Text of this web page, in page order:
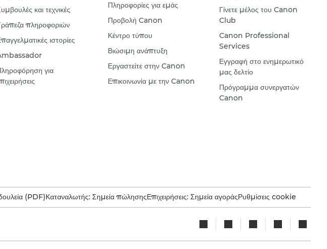
και τεχνικές
πληροφοριών
ιστορίες
για
Πληροφορίες για εμάς
Προβολή Canon
Κέντρο τύπου
Βιώσιμη ανάπτυξη
Εργαστείτε στην Canon
Επικοινωνία με την Canon
Γίνετε μέλος του Canon
Club
Canon Professional
Services
Εγγραφή στο ενημερωτικό
μας δελτίο
Πρόγραμμα συνεργατών
Canon
(PDF)Καταναλωτής: Σημεία πώλησηςΕπιχειρήσεις: Σημεία αγοράςΡυθμίσεις cookie